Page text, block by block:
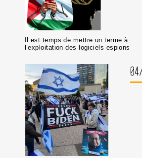
Il est temps de mettre un terme à
l’exploitation des logiciels espions